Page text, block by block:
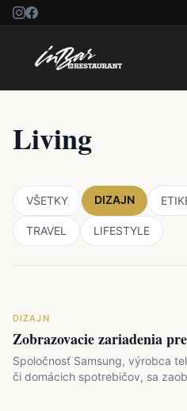
Living
VŠETKY DIZAJN
TRAVEL LIFESTYLE
DIZAJN
Zobrazovacie zariadenia
Spoločnosť Samsung, výrobca
či domácich spotrebičov, sa